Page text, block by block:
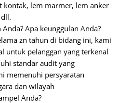
kontak, lem marmer, lem anker
Apa keunggulan Anda?
zn tahun di bidang ini, kami
untuk pelanggan yang terkenal
standar audit yang
memenuhi persyaratan
dan wilayah
Anda?